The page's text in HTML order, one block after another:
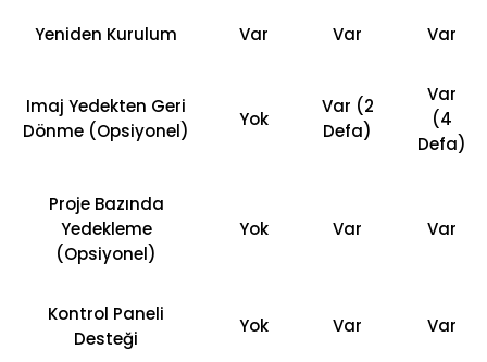
Yeniden Kurulum Var Var Var
Imaj Yedekten Geri
Dönme (Opsiyonel)
Yok
Var (2
Defa)
Var
(4
Defa)
Proje Bazında
Yedekleme
(Opsiyonel)
Yok Var Var
Kontrol Paneli
Desteği
Yok Var Var